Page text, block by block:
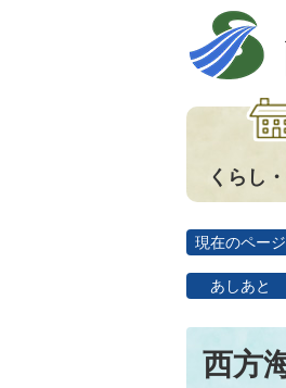
くらし
現在のページ
あしあと
西方